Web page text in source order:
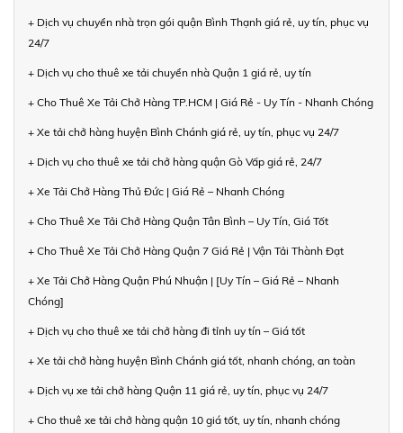
+ Dịch vụ chuyển nhà trọn gói quận Bình Thạnh giá rẻ, uy tín, phục vụ
24/7
+ Dịch vụ cho thuê xe tải chuyển nhà Quận 1 giá rẻ, uy tín
+ Cho Thuê Xe Tải Chở Hàng TP.HCM | Giá Rẻ - Uy Tín - Nhanh Chóng
+ Xe tải chở hàng huyện Bình Chánh giá rẻ, uy tín, phục vụ 24/7
+ Dịch vụ cho thuê xe tải chở hàng quận Gò Vấp giá rẻ, 24/7
+ Xe Tải Chở Hàng Thủ Đức | Giá Rẻ – Nhanh Chóng
+ Cho Thuê Xe Tải Chở Hàng Quận Tân Bình – Uy Tín, Giá Tốt
+ Cho Thuê Xe Tải Chở Hàng Quận 7 Giá Rẻ | Vận Tải Thành Đạt
+ Xe Tải Chở Hàng Quận Phú Nhuận | [Uy Tín – Giá Rẻ – Nhanh
Chóng]
+ Dịch vụ cho thuê xe tải chở hàng đi tỉnh uy tín – Giá tốt
+ Xe tải chở hàng huyện Bình Chánh giá tốt, nhanh chóng, an toàn
+ Dịch vụ xe tải chở hàng Quận 11 giá rẻ, uy tín, phục vụ 24/7
+ Cho thuê xe tải chở hàng quận 10 giá tốt, uy tín, nhanh chóng